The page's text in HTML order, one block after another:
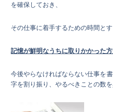
を確保しておき、
その仕事に着手するための時間とす
記憶が鮮明なうちに取りかかった
今後やらなければならない仕事
字を割り振り、やるべきことの数を